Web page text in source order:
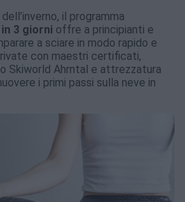
il programma
3 giorni offre a principianti e
a sciare in modo rapido e
con maestri certificati,
Skiworld Ahrntal e attrezzatura
i primi passi sulla neve in